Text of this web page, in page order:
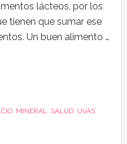
lácteos, por los
tienen que sumar ese
Un buen alimento …
, MINERAL, SALUD, UVAS